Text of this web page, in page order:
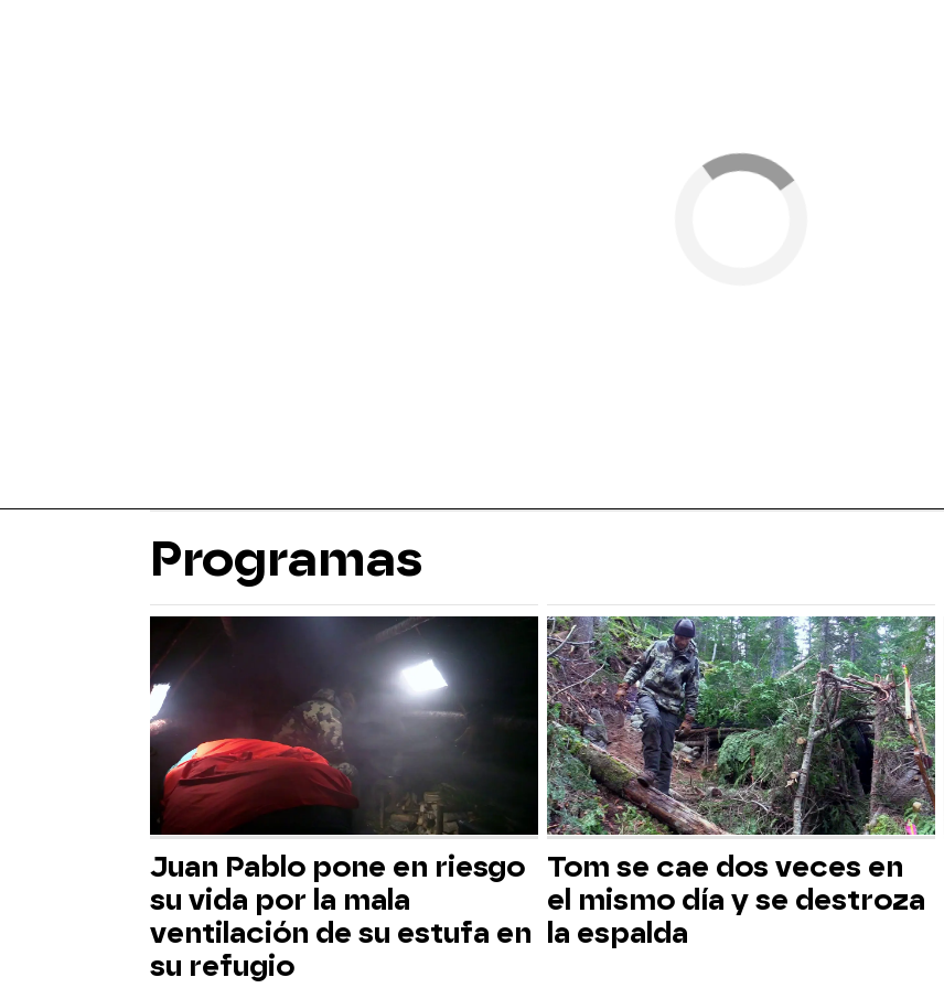
Programas
Juan Pablo pone en riesgo
su vida por la mala
ventilación de su estufa en
su refugio
Tom se cae dos veces en
el mismo día y se destroza
la espalda